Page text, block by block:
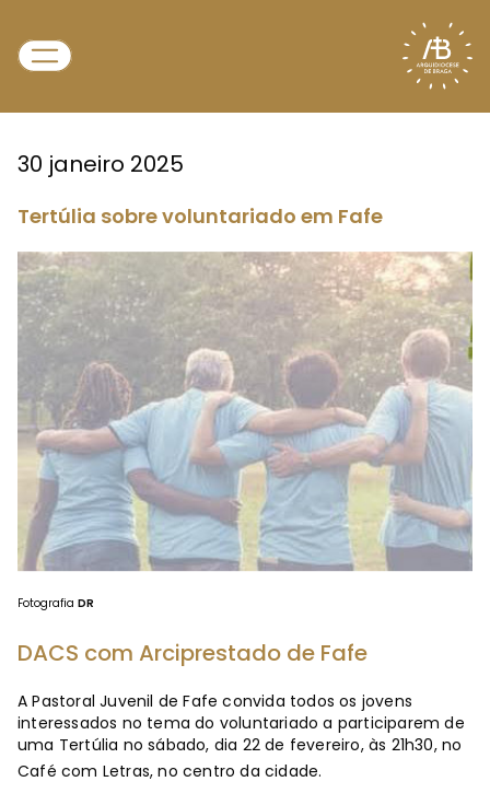
30 janeiro 2025
Tertúlia sobre voluntariado em Fafe
Fotografia DR
DACS com Arciprestado de Fafe
A Pastoral Juvenil de Fafe convida todos os jovens
interessados no tema do voluntariado a participarem de
uma Tertúlia no sábado, dia 22 de fevereiro, às 21h30, no
Café com Letras, no centro da cidade.